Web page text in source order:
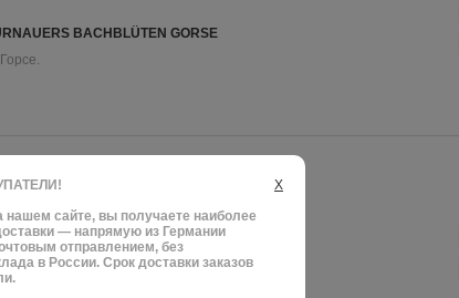
X
сайте, вы получаете наиболее
— напрямую из Германии
отправлением, без
в России. Срок доставки заказов
BACHBLÜTEN GORSE
Цветы Баха Olive, 20 мл
BACHBLÜTEN OLIVE